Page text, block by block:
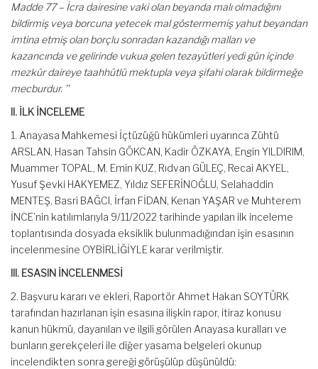
Madde 77 – İcra dairesine vaki olan beyanda malı olmadığını
bildirmiş veya borcuna yetecek mal göstermemiş yahut beyandan
imtina etmiş olan borçlu sonradan kazandığı malları ve
kazancında ve gelirinde vukua gelen tezayütleri yedi gün içinde
mezkûr daireye taahhütlü mektupla veya şifahi olarak bildirmeğe
mecburdur. ’’
II. İLK İNCELEME
1. Anayasa Mahkemesi İçtüzüğü hükümleri uyarınca Zühtü
ARSLAN, Hasan Tahsin GÖKCAN, Kadir ÖZKAYA, Engin YILDIRIM,
Muammer TOPAL, M. Emin KUZ, Rıdvan GÜLEÇ, Recai AKYEL,
Yusuf Şevki HAKYEMEZ, Yıldız SEFERİNOĞLU, Selahaddin
MENTEŞ, Basri BAĞCI, İrfan FİDAN, Kenan YAŞAR ve Muhterem
İNCE’nin katılımlarıyla 9/11/2022 tarihinde yapılan ilk inceleme
toplantısında dosyada eksiklik bulunmadığından işin esasının
incelenmesine OYBİRLİĞİYLE karar verilmiştir.
III. ESASIN İNCELENMESİ
2. Başvuru kararı ve ekleri, Raportör Ahmet Hakan SOYTÜRK
tarafından hazırlanan işin esasına ilişkin rapor, itiraz konusu
kanun hükmü, dayanılan ve ilgili görülen Anayasa kuralları ve
bunların gerekçeleri ile diğer yasama belgeleri okunup
incelendikten sonra gereği görüşülüp düşünüldü: